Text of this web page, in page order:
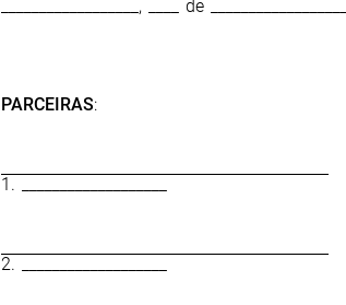
__________________, ____ de
PARCEIRAS:
1. ___________________
2. ___________________